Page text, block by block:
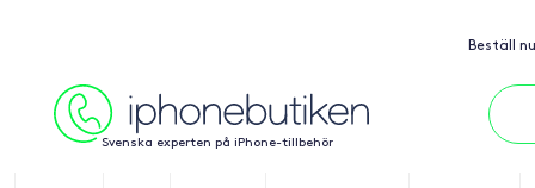
Beställ
Svenska experten på iPhone-tillbehör